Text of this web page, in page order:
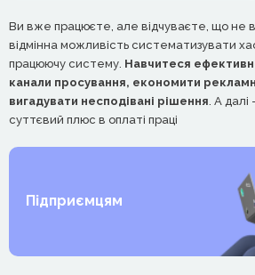
Ви вже працюєте, але відчуваєте, що не
відмінна можливість систематизувати
працюючу систему. Навчитеся
канали просування, економити
вигадувати несподівані рішення . А
суттєвий плюс в оплаті праці
Підприємцям